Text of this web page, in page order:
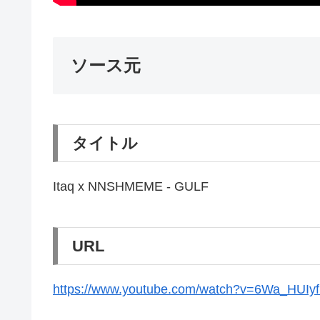
ソース元
タイトル
Itaq x NNSHMEME - GULF
URL
https://www.youtube.com/